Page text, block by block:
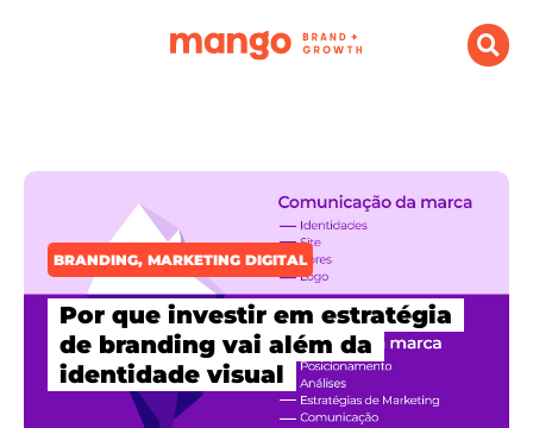
BRANDING, MARKETING DIGITAL
Por que investir em estratégia
de branding vai além da
identidade visual